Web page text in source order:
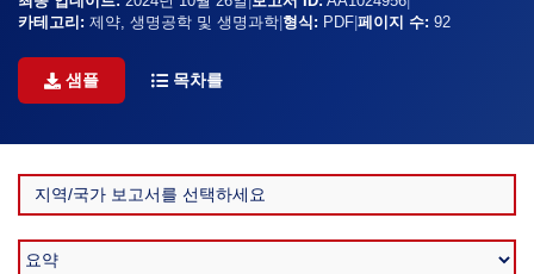
카테고리: 제약, 생명공학 및 생명과학 형식: PDF 페이지 수: 92
샘플 목차를